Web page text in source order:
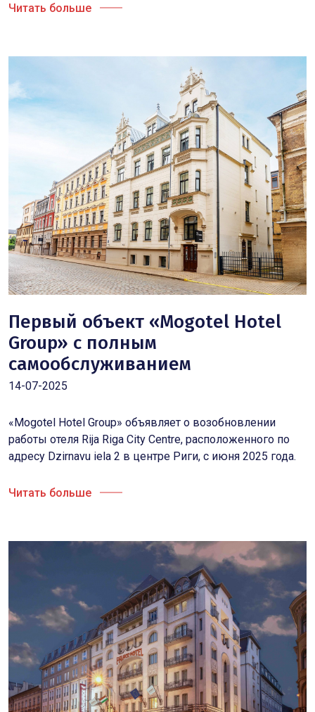
Читать больше
Первый объект «Mogotel Hotel
Group» с полным
самообслуживанием
14-07-2025
«Mogotel Hotel Group» объявляет о возобновлении
работы отеля Rija Riga City Centre, расположенного по
адресу Dzirnavu iela 2 в центре Риги, с июня 2025 года.
Читать больше